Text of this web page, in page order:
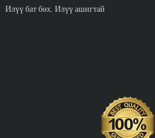
Илүү бат бөх. Илүү ашигтай